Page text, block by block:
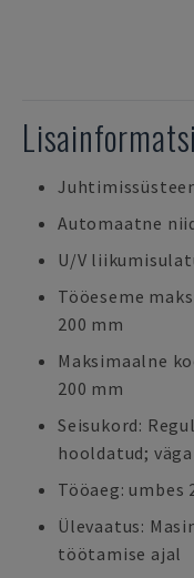
Automaatne
U/V
Tööeseme
200 mm
Maksimaalne
200 mm
Seisukord:
hooldatud;
Tööaeg: umbes
Ülevaatus:
töötamise ajal